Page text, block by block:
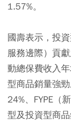
1.57%。
國壽表示，投
服務邊際）貢
動總保費收入
型商品銷量強
24%、FYPE（
型及投資型商